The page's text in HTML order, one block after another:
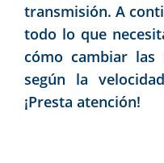
transmisión. A
todo lo que
cómo cambiar
según la
¡Presta atención!